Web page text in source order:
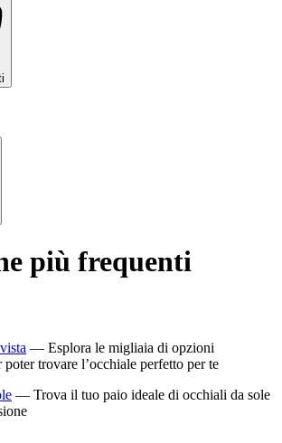
più frequenti
— Esplora le migliaia di opzioni
trovare l’occhiale perfetto per te
— Trova il tuo paio ideale di occhiali da sole